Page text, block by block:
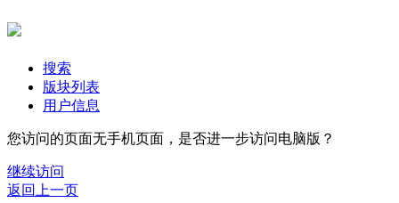
搜索
版块列表
用户信息
您访问的页面无手机页面，是否进一步访问电脑版？
继续访问
返回上一页